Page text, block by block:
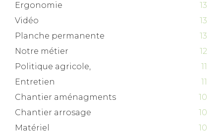
Ergonomie
13
Vidéo
13
Planche permanente
13
Notre métier
12
Politique agricole,
11
Entretien
11
Chantier aménagments
10
Chantier arrosage
10
Matériel
10